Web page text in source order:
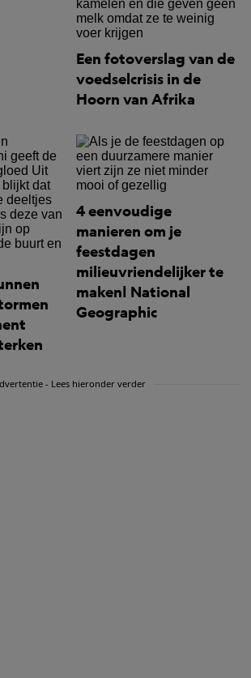
Een fotoverslag van de
voedselcrisis in de
Hoorn van Afrika
4 eenvoudige
manieren om je
feestdagen
milieuvriendelijker te
maken| National
Geographic
- Lees hieronder verder